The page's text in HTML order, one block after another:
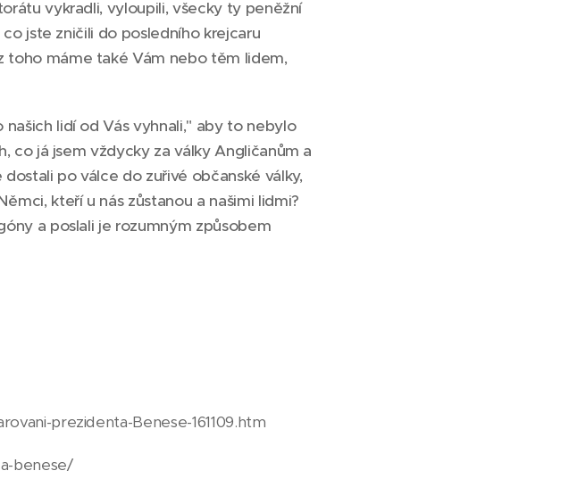
vykradli, vyloupili, všecky ty peněžní
jste zničili do posledního krejcaru
toho máme také Vám nebo těm lidem,
lidí od Vás vyhnali," aby to nebylo
co já jsem vždycky za války Angličanům a
po válce do zuřivé občanské války,
kteří u nás zůstanou a našimi lidmi?
a poslali je rozumným způsobem
prezidenta-Benese-161109.htm
benese/